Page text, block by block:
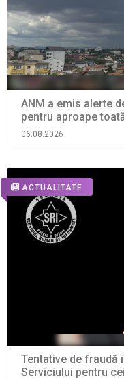
ANM a emis alerte
pentru aproape
06.08.2026
ACTUALITATE
Tentative de fraudă
Serviciului pentru